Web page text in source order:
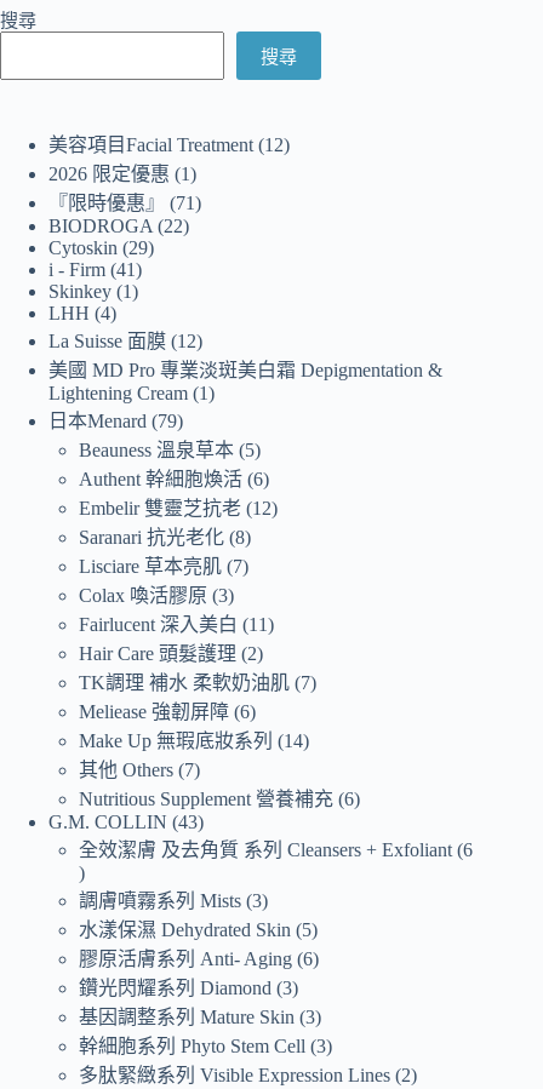
搜尋
搜尋
美容項目Facial Treatment 12
2026 限定優惠
1
『限時優惠』
71
BIODROGA
22
Cytoskin
29
i - Firm 41
Skinkey 1
LHH 4
La Suisse 面膜 12
美國 MD Pro 專業淡斑美白霜 Depigmentation &
Lightening Cream 1
日本Menard
79
Beauness 溫泉草本 5
Authent 幹細胞煥活 6
Embelir 雙靈芝抗老 12
Saranari 抗光老化 8
Lisciare 草本亮肌 7
Colax 喚活膠原 3
Fairlucent 深入美白
11
Hair Care 頭髮護理
2
TK調理 補水 柔軟奶油肌 7
Meliease 強韌屏障 6
Make Up 無瑕底妝系列
14
其他 Others 7
Nutritious Supplement 營養補充 6
G.M. COLLIN 43
全效潔膚 及去角質 系列 Cleansers + Exfoliant 6
調膚噴霧系列 Mists 3
水漾保濕 Dehydrated Skin
5
膠原活膚系列 Anti- Aging 6
鑽光閃耀系列 Diamond 3
基因調整系列 Mature Skin 3
幹細胞系列 Phyto Stem Cell 3
多肽緊緻系列 Visible Expression Lines 2